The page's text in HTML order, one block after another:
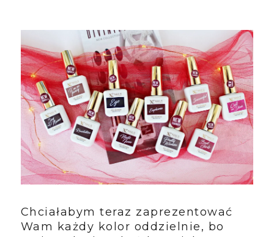
Chciałabym teraz zaprezentować
Wam każdy kolor oddzielnie, bo